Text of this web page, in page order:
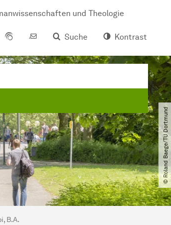
und Theologie
Suche
Kontrast
© Roland Baege​/​TU Dortmund
B.A.